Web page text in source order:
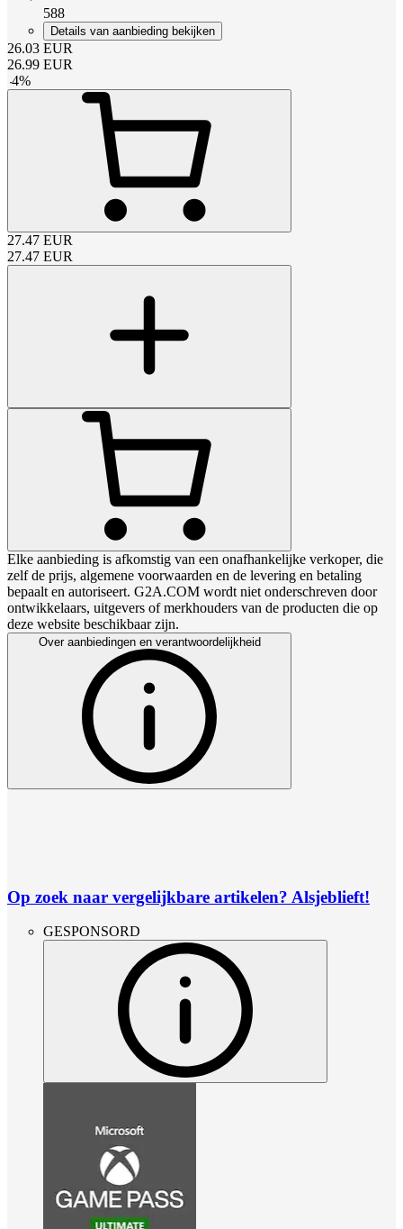
588
Details van aanbieding bekijken
26.03 EUR
26.99 EUR
-4%
27.47 EUR
27.47 EUR
Elke aanbieding is afkomstig van een onafhankelijke verkoper, die
zelf de prijs, algemene voorwaarden en de levering en betaling
bepaalt en autoriseert. G2A.COM wordt niet onderschreven door
ontwikkelaars, uitgevers of merkhouders van de producten die op
deze website beschikbaar zijn.
Over aanbiedingen en verantwoordelijkheid
Op zoek naar vergelijkbare artikelen? Alsjeblieft!
GESPONSORD